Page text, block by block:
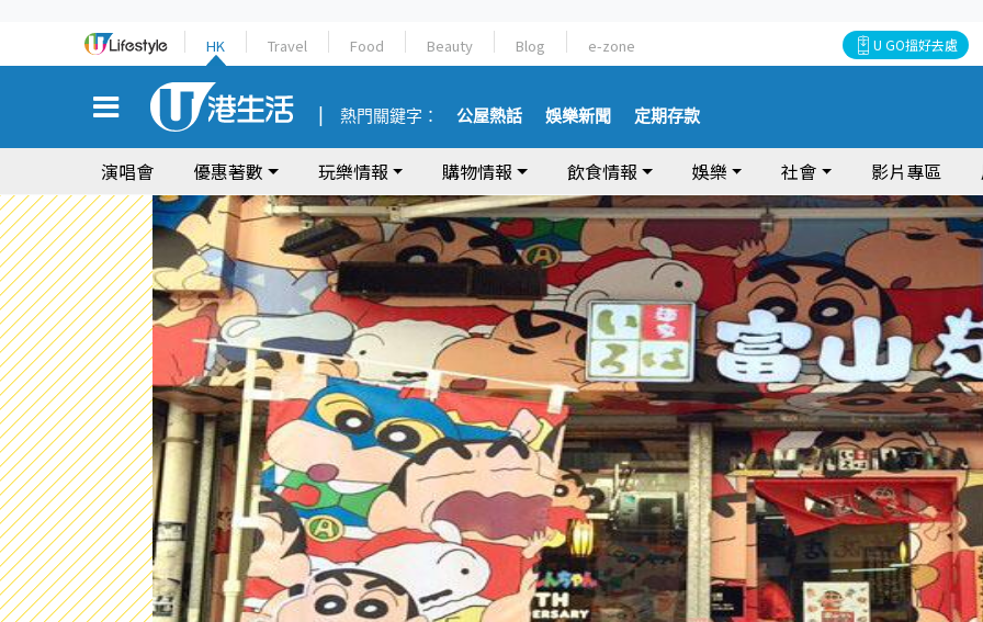
HK Travel Food Beauty Blog e-zone U GO搵好去處
熱門關鍵字： 公屋熱話 娛樂新聞 定期存款
演唱會 優惠著數 玩樂情報 購物情報 飲食情報 娛樂 社會 影片專區